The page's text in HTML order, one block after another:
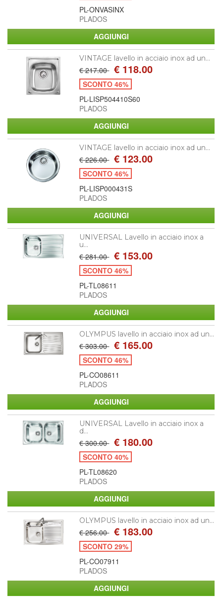
PL-ONVASINX
PLADOS
VINTAGE lavello in acciaio inox ad un...
€ 217.00 € 118.00
SCONTO 46%
PL-LISP504410S60
PLADOS
VINTAGE lavello in acciaio inox ad un...
€ 226.00 € 123.00
SCONTO 46%
PL-LISP000431S
PLADOS
UNIVERSAL Lavello in acciaio inox a
u...
€ 281.00 € 153.00
SCONTO 46%
PL-TL08611
PLADOS
OLYMPUS lavello in acciaio inox ad un...
€ 303.00 € 165.00
SCONTO 46%
PL-CO08611
PLADOS
UNIVERSAL Lavello in acciaio inox a
d...
€ 300.00 € 180.00
SCONTO 40%
PL-TL08620
PLADOS
OLYMPUS lavello in acciaio inox ad un...
€ 256.00 € 183.00
SCONTO 29%
PL-CO07911
PLADOS